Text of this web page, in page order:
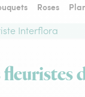
Roses
Interflora